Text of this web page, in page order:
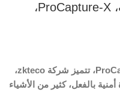
ZKTeco، زد كي، قارئ بصمات، ProCapture-X،
، زد كي، قارئ بصمات ProCapture-X، تتميز شركة zkteco،
بالفعل، كثير من الأشياء